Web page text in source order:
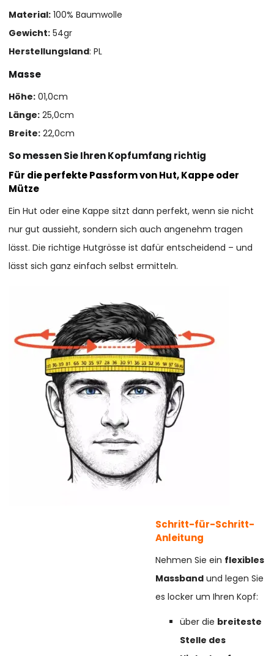
Material: 100% Baumwolle
Gewicht: 54gr
Herstellungsland: PL
Masse
Höhe: 01,0cm
Länge: 25,0cm
Breite: 22,0cm
So messen Sie Ihren Kopfumfang richtig
Für die perfekte Passform von Hut, Kappe oder
Mütze
Ein Hut oder eine Kappe sitzt dann perfekt, wenn sie nicht
nur gut aussieht, sondern sich auch angenehm tragen
lässt. Die richtige Hutgrösse ist dafür entscheidend – und
lässt sich ganz einfach selbst ermitteln.
Schritt-für-Schritt-
Anleitung
Nehmen Sie ein flexibles
Massband und legen Sie
es locker um Ihren Kopf:
über die breiteste
Stelle des